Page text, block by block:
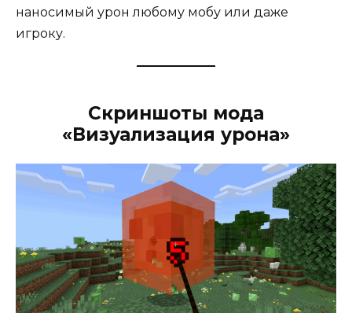
наносимый урон любому мобу или даже
игроку.
Скриншоты мода
«Визуализация урона»